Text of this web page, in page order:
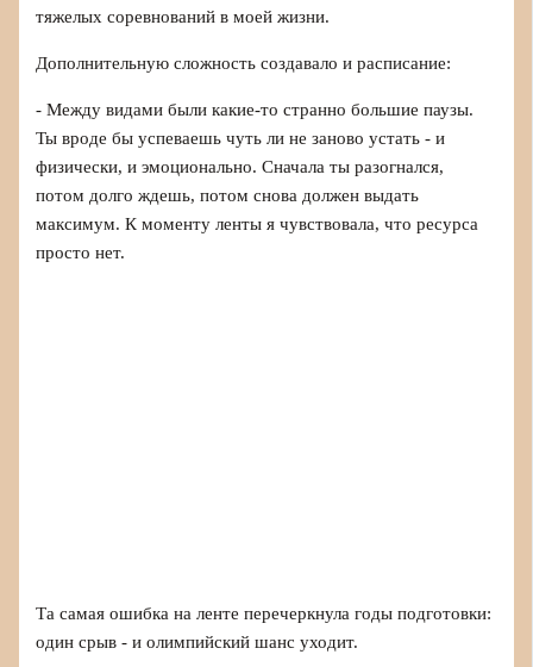
тяжелых соревнований в моей жизни.
Дополнительную сложность создавало и расписание:
- Между видами были какие-то странно большие паузы.
Ты вроде бы успеваешь чуть ли не заново устать - и
физически, и эмоционально. Сначала ты разогнался,
потом долго ждешь, потом снова должен выдать
максимум. К моменту ленты я чувствовала, что ресурса
просто нет.
Та самая ошибка на ленте перечеркнула годы подготовки:
один срыв - и олимпийский шанс уходит.